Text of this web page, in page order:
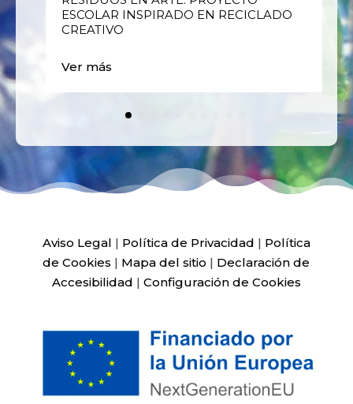
ESCOLAR INSPIRADO EN RECICLADO
CREATIVO
Ver más
Aviso Legal | Política de Privacidad | Política
de Cookies | Mapa del sitio | Declaración de
Accesibilidad | Configuración de Cookies